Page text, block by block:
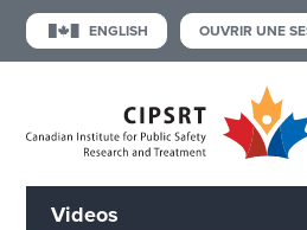
ENGLISH OUVRIR UNE
Videos